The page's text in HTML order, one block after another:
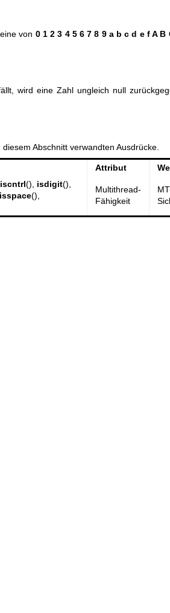
von 0 1 2 3 4 5 6 7 8 9 a b c d e f A B
wird eine Zahl ungleich null
Abschnitt verwandten Ausdrücke.
Attribut
iscntrl(), isdigit(),
isspace(),
Multithread-
Fähigkeit